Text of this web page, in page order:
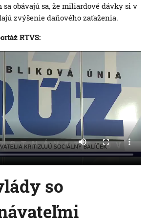
sa obávajú sa, že miliardové dávky si v
zvýšenie daňového zaťaženia.
RTVS:
so